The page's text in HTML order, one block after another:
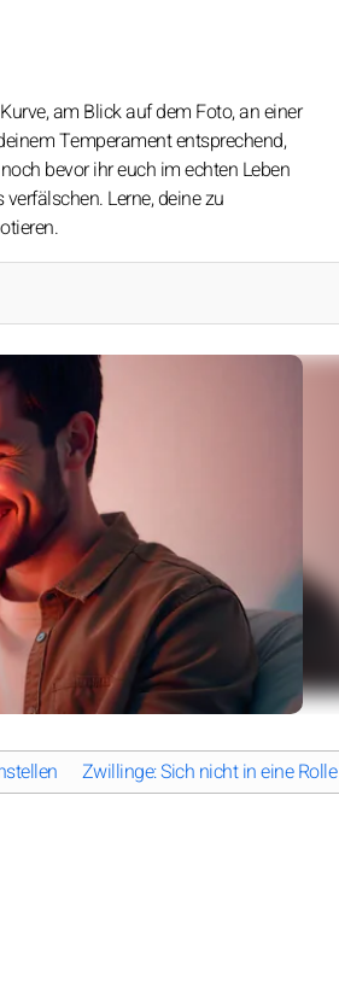
am Blick auf dem Foto, an einer
Temperament entsprechend,
bevor ihr euch im echten Leben
Lerne, deine zu
Zwillinge: Sich nicht in eine